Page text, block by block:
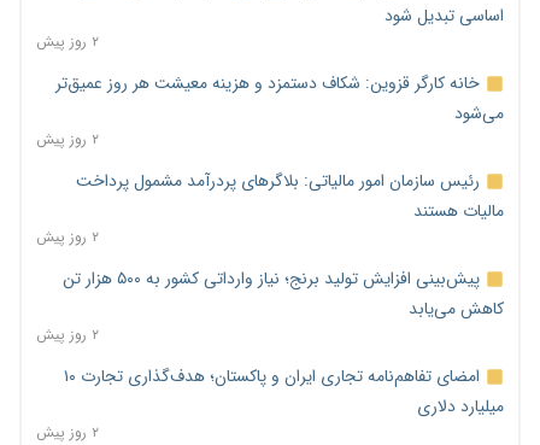
اساسی تبدیل شود
۲ روز پیش
خانه کارگر قزوین: شکاف دستمزد و هزینه معیشت هر روز عمیق‌تر
می‌شود
۲ روز پیش
رئیس سازمان امور مالیاتی: بلاگرهای پردرآمد مشمول پرداخت
مالیات هستند
۲ روز پیش
پیش‌بینی افزایش تولید برنج؛ نیاز وارداتی کشور به ۵۰۰ هزار تن
کاهش می‌یابد
۲ روز پیش
امضای تفاهم‌نامه تجاری ایران و پاکستان؛ هدف‌گذاری تجارت ۱۰
میلیارد دلاری
۲ روز پیش